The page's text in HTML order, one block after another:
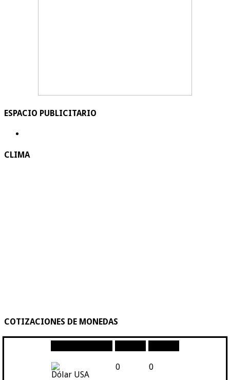
ESPACIO PUBLICITARIO
CLIMA
COTIZACIONES DE MONEDAS
Dólar USA
0 0